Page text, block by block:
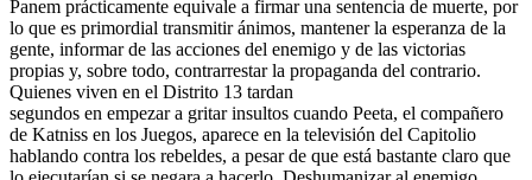
Panem prácticamente equivale a firmar una sentencia de muerte, por
lo que es primordial transmitir ánimos, mantener la esperanza de la
gente, informar de las acciones del enemigo y de las victorias
propias y, sobre todo, contrarrestar la propaganda del contrario.
Quienes viven en el Distrito 13 tardan
segundos en empezar a gritar insultos cuando Peeta, el compañero
de Katniss en los Juegos, aparece en la televisión del Capitolio
hablando contra los rebeldes, a pesar de que está bastante claro que